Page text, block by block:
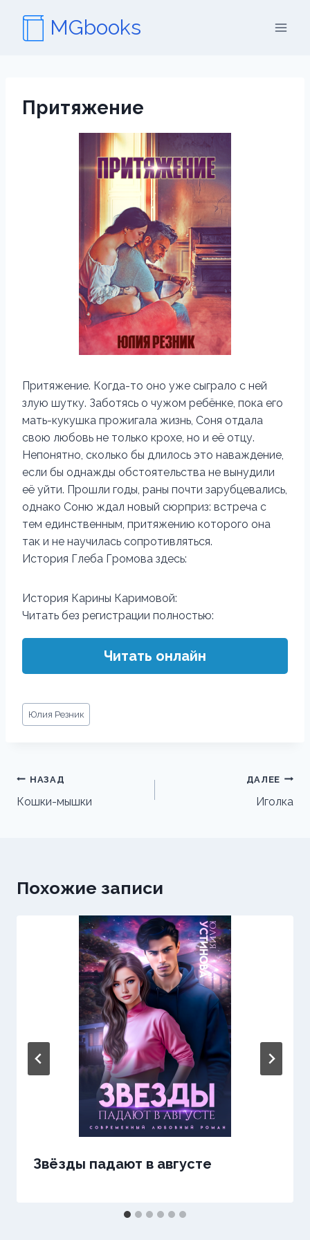
содержимому
MGbooks
Притяжение
Притяжение. Когда-то оно уже сыграло с ней
злую шутку. Заботясь о чужом ребёнке, пока его
мать-кукушка прожигала жизнь, Соня отдала
свою любовь не только крохе, но и её отцу.
Непонятно, сколько бы длилось это наваждение,
если бы однажды обстоятельства не вынудили
её уйти. Прошли годы, раны почти зарубцевались,
однако Соню ждал новый сюрприз: встреча с
тем единственным, притяжению которого она
так и не научилась сопротивляться.
История Глеба Громова здесь:
История Карины Каримовой:
Читать без регистрации полностью:
Читать онлайн
Метки
записи:
Юлия Резник
Навигация
по
НАЗАД
Кошки-мышки
ДАЛЕЕ
Иголка
Похожие записи
Звёзды падают в августе